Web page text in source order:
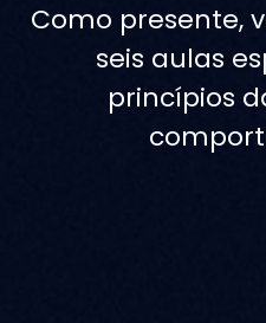
Como presente,
seis aulas
princípios